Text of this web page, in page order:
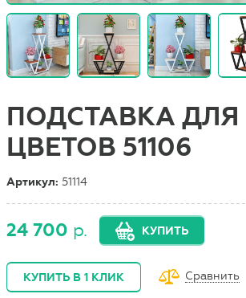
ПОДСТАВКА ДЛЯ
ЦВЕТОВ 51106
Артикул: 51114
24 700 р. КУПИТЬ
КУПИТЬ В 1 КЛИК Сравнить